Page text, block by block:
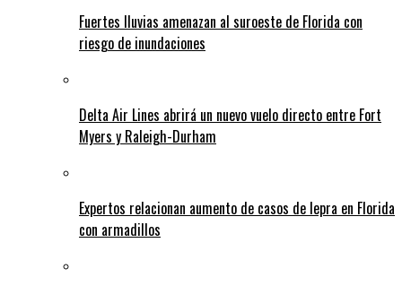
Fuertes lluvias amenazan al suroeste de Florida con
riesgo de inundaciones
Delta Air Lines abrirá un nuevo vuelo directo entre Fort
Myers y Raleigh-Durham
Expertos relacionan aumento de casos de lepra en Florida
con armadillos